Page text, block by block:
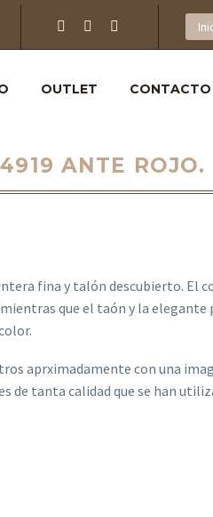
OUTLET CONTACTO
ANTE ROJO.
fina y talón descubierto. El
que el taón y la
aprximadamente con una
de tanta calidad que se han